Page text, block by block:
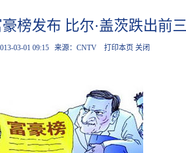
榜发布 比尔·盖茨跌出前三
03-01 09:15来源：CNTV 打印本页 关闭